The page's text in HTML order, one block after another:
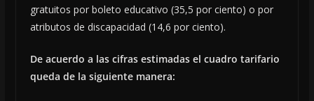
gratuitos por boleto educativo (35,5 por ciento) o por
atributos de discapacidad (14,6 por ciento).
De acuerdo a las cifras estimadas el cuadro tarifario
queda de la siguiente manera: